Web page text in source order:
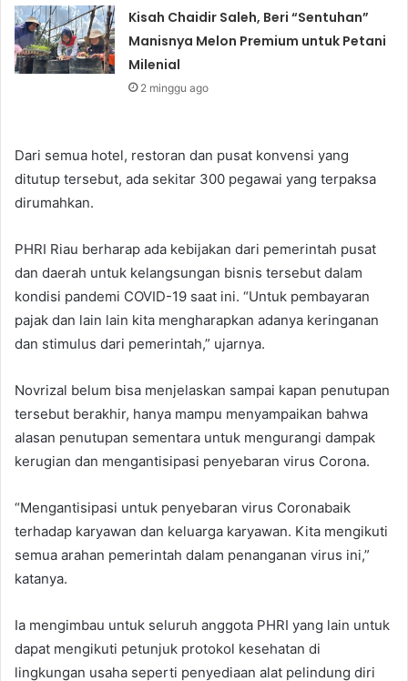
Kisah Chaidir Saleh, Beri “Sentuhan”
Manisnya Melon Premium untuk Petani
Milenial
2 minggu ago
Dari semua hotel, restoran dan pusat konvensi yang
ditutup tersebut, ada sekitar 300 pegawai yang terpaksa
dirumahkan.
PHRI Riau berharap ada kebijakan dari pemerintah pusat
dan daerah untuk kelangsungan bisnis tersebut dalam
kondisi pandemi COVID-19 saat ini. “Untuk pembayaran
pajak dan lain lain kita mengharapkan adanya keringanan
dan stimulus dari pemerintah,” ujarnya.
Novrizal belum bisa menjelaskan sampai kapan penutupan
tersebut berakhir, hanya mampu menyampaikan bahwa
alasan penutupan sementara untuk mengurangi dampak
kerugian dan mengantisipasi penyebaran virus Corona.
“Mengantisipasi untuk penyebaran virus Coronabaik
terhadap karyawan dan keluarga karyawan. Kita mengikuti
semua arahan pemerintah dalam penanganan virus ini,”
katanya.
Ia mengimbau untuk seluruh anggota PHRI yang lain untuk
dapat mengikuti petunjuk protokol kesehatan di
lingkungan usaha seperti penyediaan alat pelindung diri